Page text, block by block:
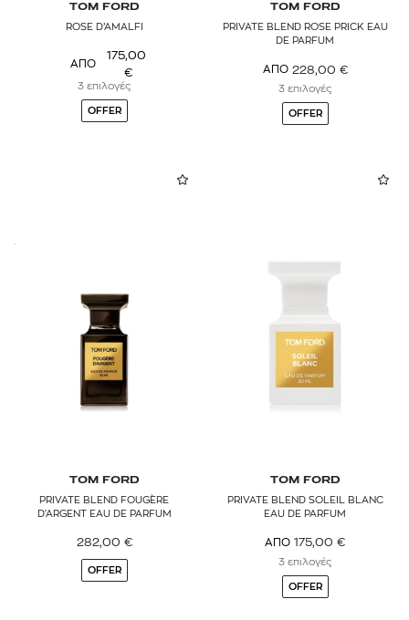
TOM FORD
ROSE D’AMALFI
ΑΠΟ
175,00
€
3 επιλογές
OFFER
TOM FORD
PRIVATE BLEND ROSE PRICK EAU
DE PARFUM
ΑΠΟ 228,00 €
3 επιλογές
OFFER
TOM FORD
PRIVATE BLEND FOUGÈRE
D'ARGENT EAU DE PARFUM
282,00 €
OFFER
TOM FORD
PRIVATE BLEND SOLEIL BLANC
EAU DE PARFUM
ΑΠΟ 175,00 €
3 επιλογές
OFFER